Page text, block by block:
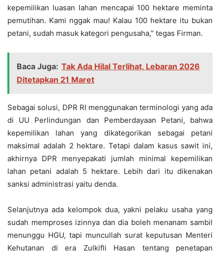
kepemilikan luasan lahan mencapai 100 hektare meminta
pemutihan. Kami nggak mau! Kalau 100 hektare itu bukan
petani, sudah masuk kategori pengusaha,” tegas Firman.
Baca Juga: Tak Ada Hilal Terlihat, Lebaran 2026
Ditetapkan 21 Maret
Sebagai solusi, DPR RI menggunakan terminologi yang ada
di UU Perlindungan dan Pemberdayaan Petani, bahwa
kepemilikan lahan yang dikategorikan sebagai petani
maksimal adalah 2 hektare. Tetapi dalam kasus sawit ini,
akhirnya DPR menyepakati jumlah minimal kepemilikan
lahan petani adalah 5 hektare. Lebih dari itu dikenakan
sanksi administrasi yaitu denda.
Selanjutnya ada kelompok dua, yakni pelaku usaha yang
sudah memproses izinnya dan dia boleh menanam sambil
menunggu HGU, tapi muncullah surat keputusan Menteri
Kehutanan di era Zulkifli Hasan tentang penetapan